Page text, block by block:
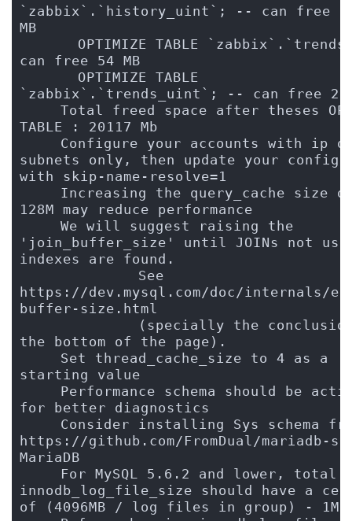
`zabbix`.`history_uint`; -- can free
MB
OPTIMIZE TABLE
can free 54 MB
      OPTIMIZE TABLE
`zabbix`.`trends_uint`; -- can free 286
Total freed space after theses
TABLE : 20117 Mb
Configure your accounts with ip
subnets only, then update your
with skip-name-resolve=1
Increasing the query_cache size
128M may reduce performance
    We will suggest raising the
'join_buffer_size' until JOINs not
indexes are found.
             See
https://dev.mysql.com/doc/internals/
buffer-size.html
(specially the
the bottom of the page).
    Set thread_cache_size to 4 as a
starting value
Performance schema should be
for better diagnostics
Consider installing Sys schema
https://github.com/FromDual/mariadb-
MariaDB
    For MySQL 5.6.2 and lower, total
innodb_log_file_size should have a
of (4096MB / log files in group) -